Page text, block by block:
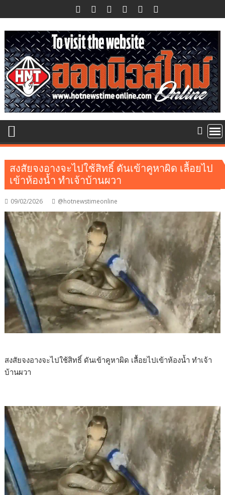
to
content
สงสัยจงอางจะไปใช้สิทธิ์ ดันเข้าคูหาผิด เลื้อยไป
เข้าห้องน้ำ ทำเจ้าบ้านผวา
09/02/2026 @hotnewstimeonline
สงสัยจงอางจะไปใช้สิทธิ์ ดันเข้าคูหาผิด เลื้อยไปเข้าห้องน้ำ ทำเจ้า
บ้านผวา